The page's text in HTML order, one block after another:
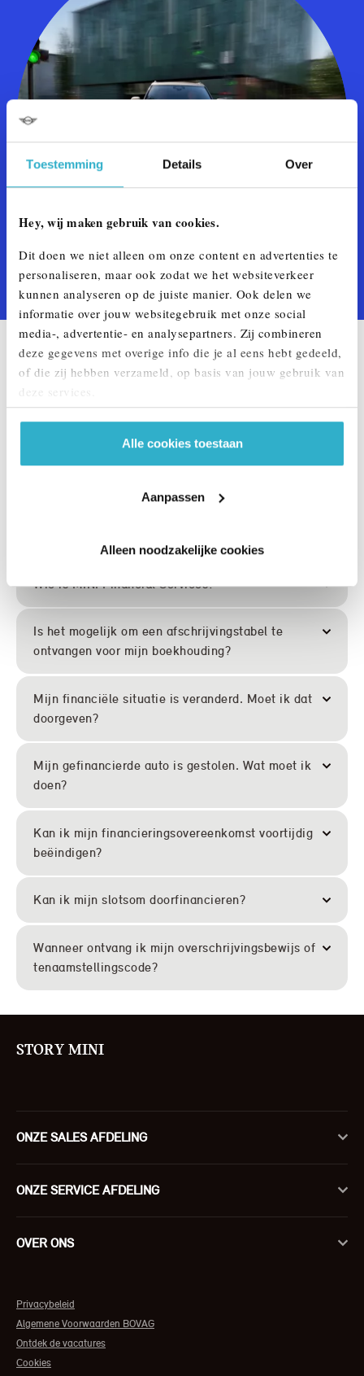
Toestemming Details Over
Hey, wij maken gebruik van cookies.
Dit doen we niet alleen om onze content en advertenties te
personaliseren, maar ook zodat we het websiteverkeer
kunnen analyseren op de juiste manier. Ook delen we
informatie over jouw websitegebruik met onze social
media-, advertentie- en analysepartners. Zij combineren
deze gegevens met overige info die je al eens hebt gedeeld,
of die zij hebben verzameld, op basis van jouw gebruik van
deze services.
Alle cookies toestaan
Aanpassen
Alleen noodzakelijke cookies
VEELGESTELDE VRAGEN BIJ HET LEASEN
VAN EEN MINI.
Wordt mijn contract aangemeld bij het Bureau
Krediet Registratie (BKR) te Tiel?
Wie is MINI Financial Services?
Is het mogelijk om een afschrijvingstabel te
ontvangen voor mijn boekhouding?
Mijn financiële situatie is veranderd. Moet ik dat
doorgeven?
Mijn gefinancierde auto is gestolen. Wat moet ik
doen?
Kan ik mijn financieringsovereenkomst voortijdig
beëindigen?
Kan ik mijn slotsom doorfinancieren?
Wanneer ontvang ik mijn overschrijvingsbewijs of
tenaamstellingscode?
STORY MINI
ONZE SALES AFDELING
ONZE SERVICE AFDELING
OVER ONS
Privacybeleid
Algemene Voorwaarden BOVAG
Ontdek de vacatures
Cookies